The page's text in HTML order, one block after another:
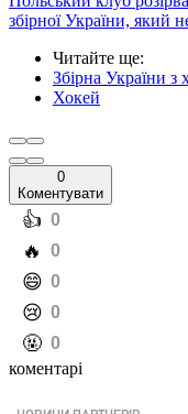
збірної України, який
Читайте ще:
Збірна України з
Хокей
0
Коментувати
️👍 0
️🔥 0
️😄 0
️😢 0
️🤬 0
коментарі